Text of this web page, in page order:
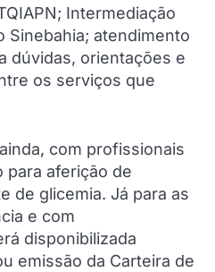
Intermediação
Sinebahia; atendimento
dúvidas, orientações e
os serviços que
com profissionais
para aferição de
de glicemia. Já para as
e com
disponibilizada
emissão da Carteira de